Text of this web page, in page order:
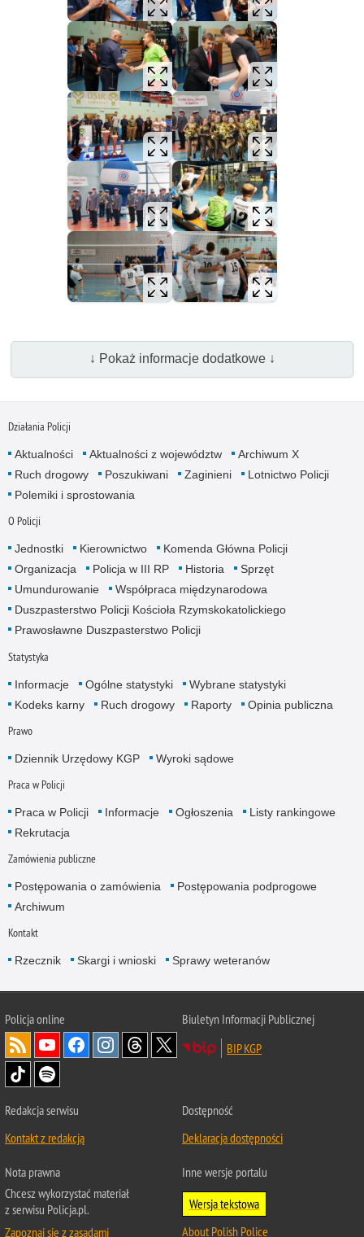
↓ Pokaż informacje dodatkowe ↓
Działania Policji
Aktualności Aktualności z województw
Archiwum X
Ruch drogowy
Poszukiwani Zaginieni
Lotnictwo Policji
Polemiki i sprostowania
O Policji
Jednostki Kierownictwo
Komenda Główna Policji
Organizacja
Policja w III RP Historia
Sprzęt
Umundurowanie
Współpraca międzynarodowa
Duszpasterstwo Policji Kościoła Rzymskokatolickiego
Prawosławne Duszpasterstwo Policji
Statystyka
Informacje Ogólne statystyki
Wybrane statystyki
Kodeks karny
Ruch drogowy Raporty Opinia publiczna
Prawo
Dziennik Urzędowy KGP Wyroki sądowe
Praca w Policji
Praca w Policji Informacje Ogłoszenia
Listy rankingowe
Rekrutacja
Zamówienia publiczne
Postępowania o zamówienia
Postępowania podprogowe
Archiwum
Kontakt
Rzecznik Skargi i wnioski Sprawy weteranów
Policjaonline
Biuletyn Informacji Publicznej
BIP KGP
Redakcja serwisu
Kontakt z redakcją
Dostępność
Deklaracja dostępności
Nota prawna
Chcesz wykorzystać materiał
z serwisu Policja.pl.
Zapoznaj się z zasadami
Inne wersje portalu
Wersja tekstowa
About Polish Police